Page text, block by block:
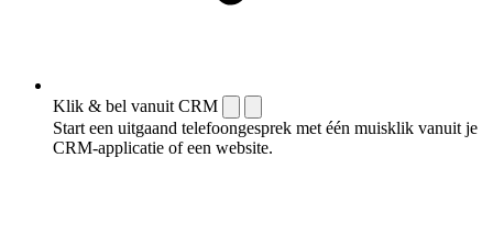
Klik & bel vanuit CRM
Start een uitgaand telefoongesprek met één muisklik vanuit je
CRM-applicatie of een website.